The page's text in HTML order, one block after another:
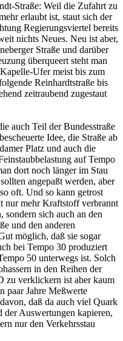
Straße: Weil die Zufahrt zu
erlaubt ist, staut sich der
Regierungsviertel bereits
nichts Neues. Neu ist aber,
Straße und darüber
überqueert steht man
Ufer meist bis zum
Reinhardtstraße bis
zeitraubend zugestaut
auch Teil der Bundesstraße
Idee, die Straße ab
Platz und auch die
auf Tempo
dort noch länger im Stau
angepaßt werden, aber
oft. Und so kann getrost
nur mehr Kraftstoff verbrannt
sondern sich auch an den
und den anderen
möglich, daß sie sogar
bei Tempo 30 produziert
50 unterwegs ist. Solch
in den Reihen der
zu verklickern ist aber kaum
paar Jahre Meßwerte
daß da auch viel Quark
der Auswertungen kapieren,
nur den Verkehrsstau